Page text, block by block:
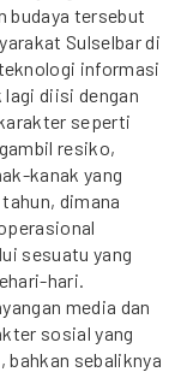
budaya tersebut
Sulselbar di
informasi
diisi dengan
seperti
resiko,
kanak yang
dimana
sesuatu yang
hari.
media dan
sosial yang
bahkan sebaliknya